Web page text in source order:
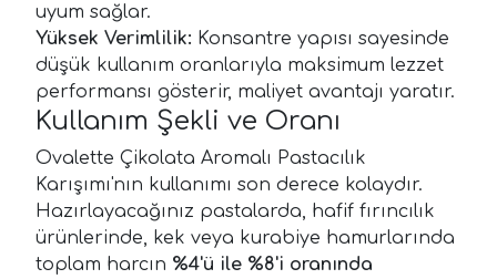
uyum sağlar.
Yüksek Verimlilik: Konsantre yapısı sayesinde
düşük kullanım oranlarıyla maksimum lezzet
performansı gösterir, maliyet avantajı yaratır.
Kullanım Şekli ve Oranı
Ovalette Çikolata Aromalı Pastacılık
Karışımı'nın kullanımı son derece kolaydır.
Hazırlayacağınız pastalarda, hafif fırıncılık
ürünlerinde, kek veya kurabiye hamurlarında
toplam harcın %4'ü ile %8'i oranında